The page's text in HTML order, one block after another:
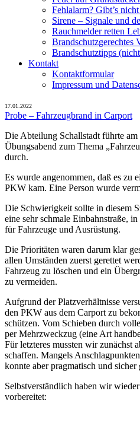
Fehlalarm? Gibt’s
Sirene – Signale und
Rauchmelder retten
Brandschutzgerechtes
Brandschutztipps
Kontakt
Kontaktformular
Impressum und
17.01.2022
Probe – Fahrzeugbrand in Carport
Die Abteilung Schallstadt führte
Übungsabend zum Thema
durch.
Es wurde angenommen, daß es zu
PKW kam. Eine Person wurde
Die Schwierigkeit sollte in diesem
eine sehr schmale Einbahnstraße,
für Fahrzeuge und Ausrüstung.
Die Prioritäten waren darum klar
allen Umständen zuerst gerettet
Fahrzeug zu löschen und ein
zu vermeiden.
Aufgrund der Platzverhältnisse
den PKW aus dem Carport zu
schützen. Vom Schieben durch
per Mehrzweckzug (eine Art
Für letzteres mussten wir zunächst
schaffen. Mangels
konnte aber pragmatisch und sicher
Selbstverständlich haben wir
vorbereitet: